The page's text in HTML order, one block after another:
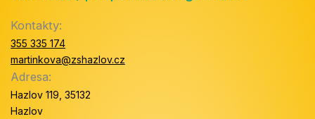
Kontakty:
355 335 174
martinkova@zshazlov.cz
Adresa:
Hazlov 119, 35132
Hazlov